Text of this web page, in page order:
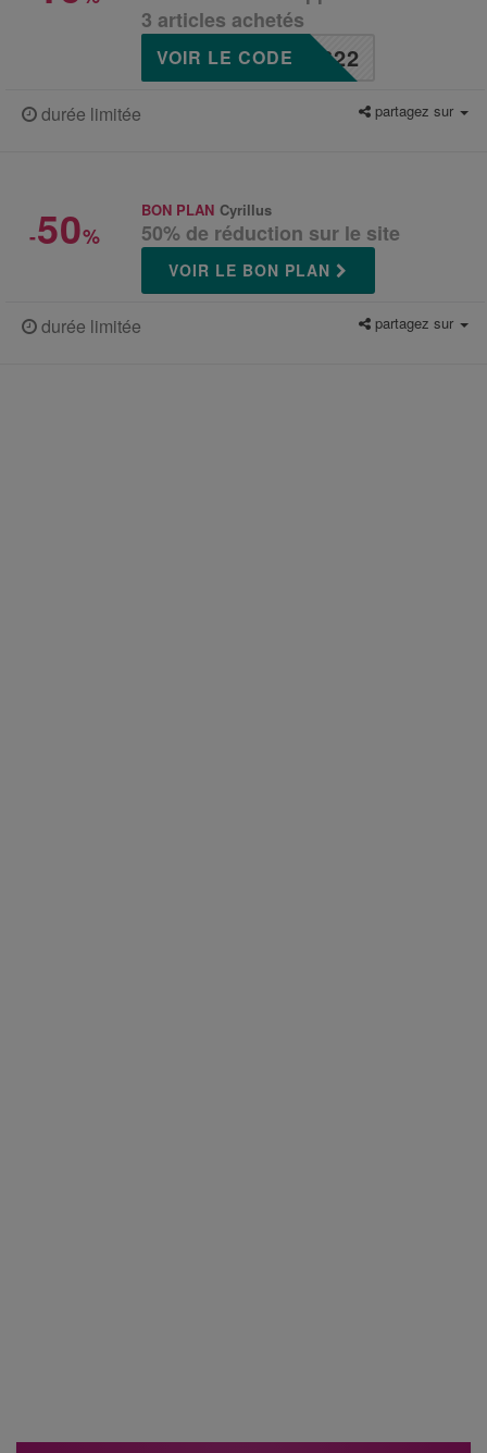
3 articles achetés
622
VOIR LE CODE
durée limitée partagez sur
-50%
BON PLAN Cyrillus
50% de réduction sur le site
VOIR LE BON PLAN
durée limitée partagez sur